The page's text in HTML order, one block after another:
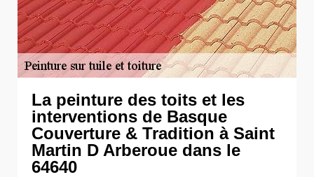
La peinture des toits et les
interventions de Basque
Couverture & Tradition à Saint
Martin D Arberoue dans le
64640